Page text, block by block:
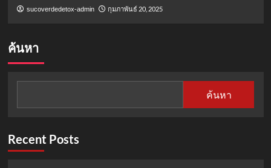
sucoverdedetox-admin กุมภาพันธ์ 20, 2025
ค้นหา
ค้นหา
Recent Posts